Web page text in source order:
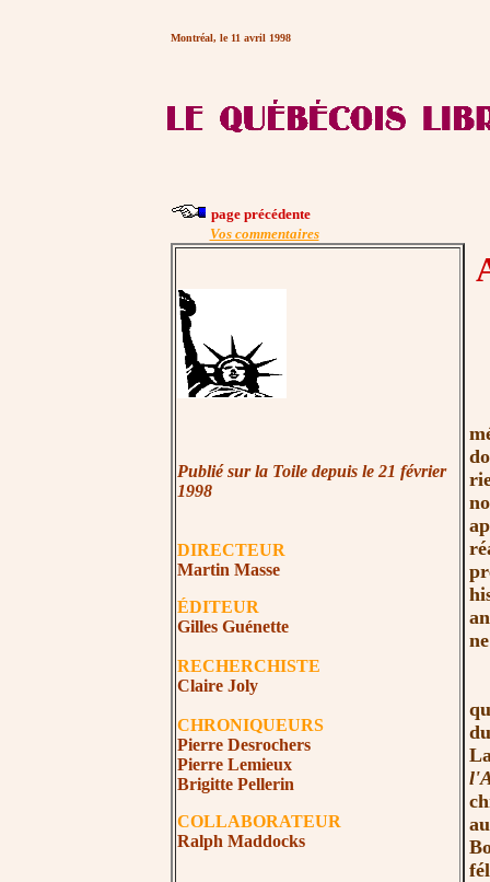
Montréal, le 11 avril 1998
page précédente
Vos commentaires
Publié sur la Toile depuis le 21 février
1998
DIRECTEUR
Martin Masse
ÉDITEUR
Gilles Guénette
RECHERCHISTE
Claire Joly
CHRONIQUEURS
Pierre Desrochers
Pierre Lemieux
Brigitte Pellerin
COLLABORATEUR
Ralph Maddocks